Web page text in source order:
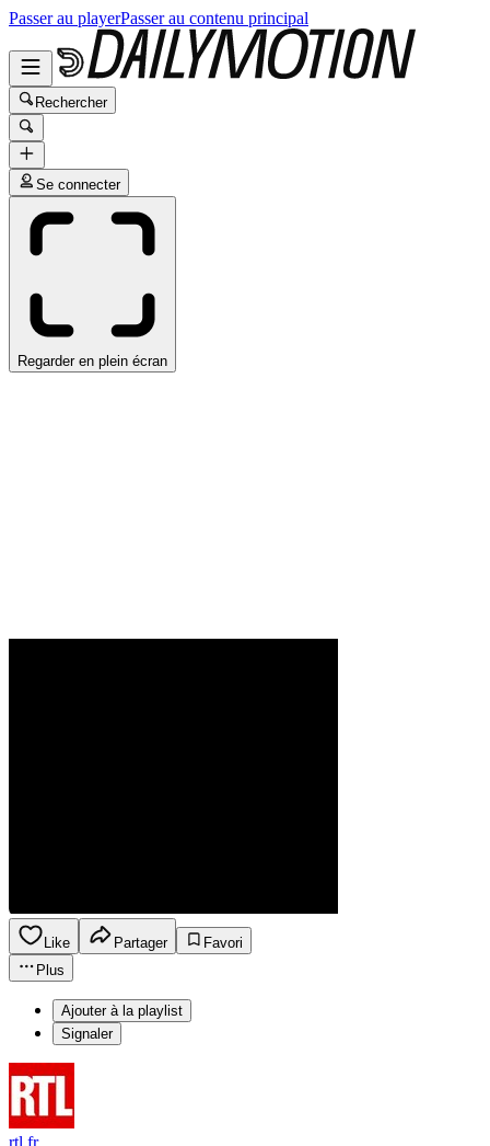
Passer au playerPasser au contenu principal
Rechercher
Se connecter
Regarder en plein écran
Like Partager
Favori
Plus
Ajouter à la playlist
Signaler
rtl.fr